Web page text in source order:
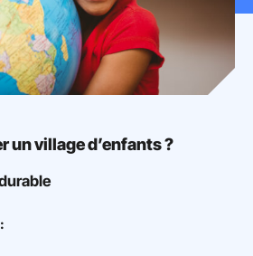
un village d’enfants ?